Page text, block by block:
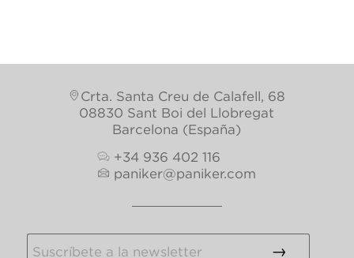
Crta. Santa Creu de Calafell, 68
08830 Sant Boi del Llobregat
Barcelona (España)
+34 936 402 116
paniker@paniker.com